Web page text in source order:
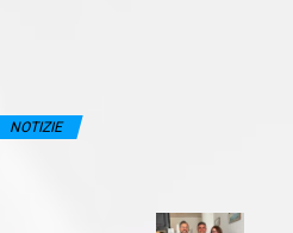
NOTIZIE